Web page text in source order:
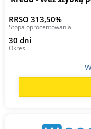
RRSO 313,50%
Stopa oprocentowania
30 dni
Okres